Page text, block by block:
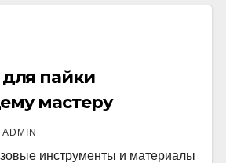
пайки
мастеру
ADMIN
инструменты и материалы